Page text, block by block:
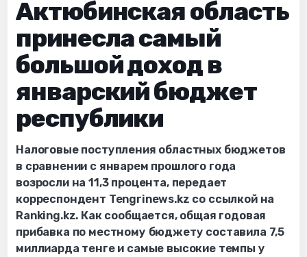
Актюбинская область
принесла самый
большой доход в
январский бюджет
республики
Налоговые поступления областных бюджетов
в сравнении с январем прошлого года
возросли на 11,3 процента, передает
корреспондент Tengrinews.kz со ссылкой на
Ranking.kz. Как сообщается, общая годовая
прибавка по местному бюджету составила 7,5
миллиарда тенге и самые высокие темпы у